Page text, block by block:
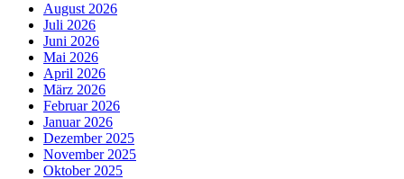
August 2026
Juli 2026
Juni 2026
Mai 2026
April 2026
März 2026
Februar 2026
Januar 2026
Dezember 2025
November 2025
Oktober 2025